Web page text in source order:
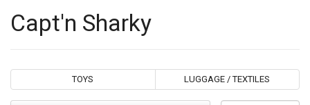
Capt'n Sharky
TOYS LUGGAGE / TEXTILES